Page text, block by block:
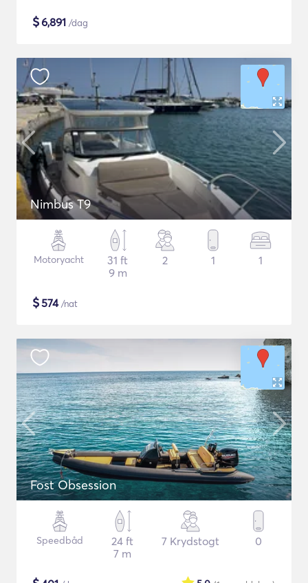
$6,891 /dag
Nimbus T9
Motoryacht
31 ft
9 m
2 1 1
$574/nat
Fost Obsession
Speedbåd
24 ft
7 m
7 Krydstogt 0